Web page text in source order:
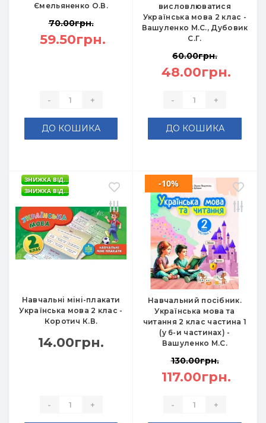
Ємельяненко О.В.
70.00грн.
59.50грн.
- +
ДО КОШИКА
висловлюватися
Українська мова 2 клас -
Вашуленко М.С., Дубовик
С.Г.
60.00грн.
48.00грн.
- +
ДО КОШИКА
Навчальні міні-плакати
Українська мова 2 клас -
Коротич К.В.
ЗНИЖКА ВІД...
ЗНИЖКА ВІД...
14.00грн.
- +
Навчальний посібник.
Українська мова та
читання 2 клас частина 1
(у 6-и частинах) -
Вашуленко М.С.
-10%
130.00грн.
117.00грн.
- +